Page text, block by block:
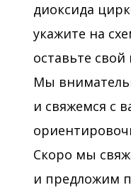
диоксида
укажите на
оставьте
Мы
и свяжемся с
Скоро мы
и предложим